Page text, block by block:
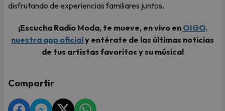
disfrutando de experiencias familiares juntos.
¡Escucha Radio Moda, te mueve, en vivo en OIGO,
nuestra app oficialy entérate de las últimas noticias
de tus artistas favoritos y su música!
Compartir